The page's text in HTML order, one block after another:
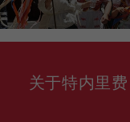
关于特内里费